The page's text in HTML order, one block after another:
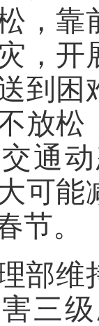
，靠
，开
到困
放松
通
可能
节。
部维
三